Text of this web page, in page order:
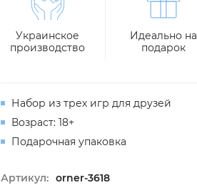
Украинское
производство
Идеально на
подарок
Набор из трех игр для друзей
Возраст: 18+
Подарочная упаковка
Артикул: orner-3618